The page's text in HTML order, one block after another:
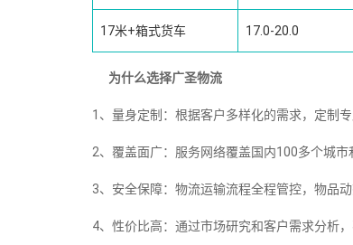
17米+箱式货车 17.0-20.0
为什么选择广圣物流
1、量身定制：根据客户多样化的需求，定制
2、覆盖面广：服务网络覆盖国内100多个城
3、安全保障：物流运输流程全程管控，物品
4、性价比高：通过市场研究和客户需求分析